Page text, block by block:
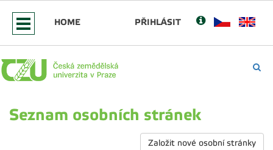
HOME PŘIHLÁSIT
Seznam osobních stránek
Založit nové osobní stránky